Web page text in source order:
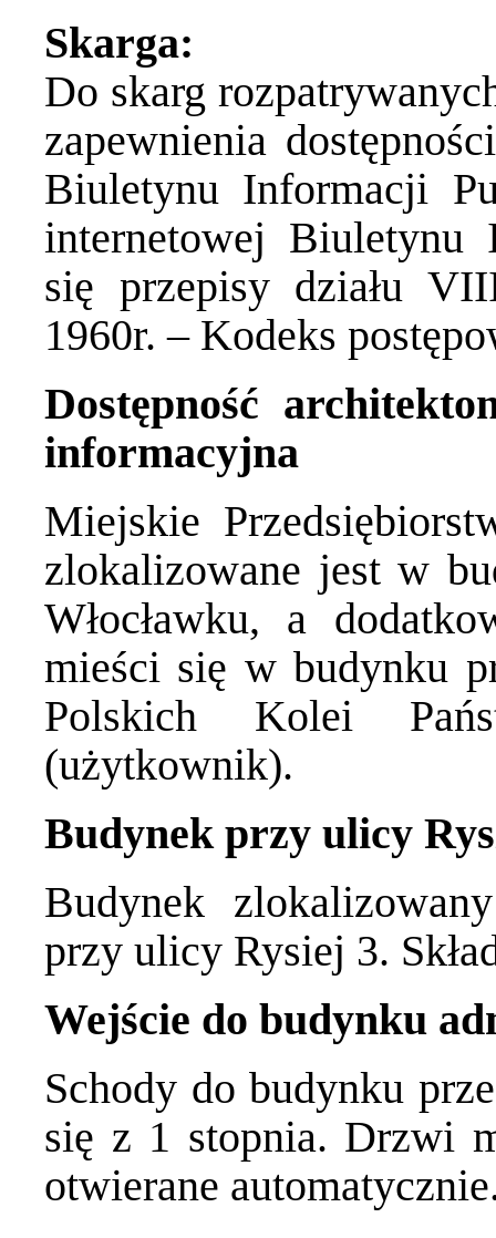
Skarga:
Do skarg
zapewnienia
Biuletynu Informacji
internetowej Biuletynu
się przepisy działu
1960r. – Kodeks
Dostępność
informacyjna
Miejskie
zlokalizowane jest w
Włocławku, a
mieści się w budynku
Polskich Kolei
(użytkownik).
Budynek przy ulicy
Budynek
przy ulicy Rysiej 3.
Wejście do budynku
Schody do budynku
się z 1 stopnia. Drzwi
otwierane